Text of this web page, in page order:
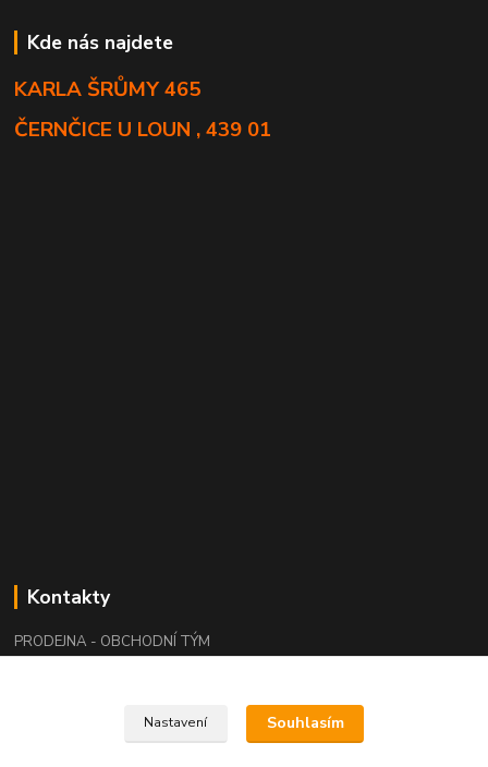
Kde nás najdete
KARLA ŠRŮMY 465
ČERNČICE U LOUN , 439 01
Kontakty
PRODEJNA - OBCHODNÍ TÝM
+420 415 676 196
Nastavení Souhlasím